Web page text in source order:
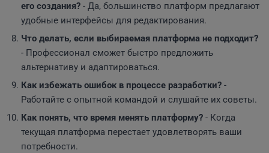
его создания? - Да, большинство платформ предлагают
удобные интерфейсы для редактирования.
Что делать, если выбираемая платформа не подходит?
- Профессионал сможет быстро предложить
альтернативу и адаптироваться.
Как избежать ошибок в процессе разработки? -
Работайте с опытной командой и слушайте их советы.
Как понять, что время менять платформу? - Когда
текущая платформа перестает удовлетворять ваши
потребности.